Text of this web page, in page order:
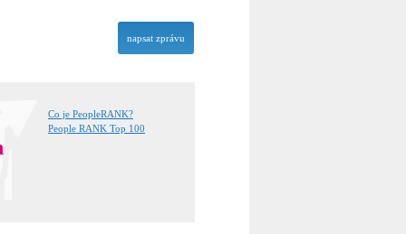
napsat zprávu
Co je PeopleRANK?
People RANK Top 100